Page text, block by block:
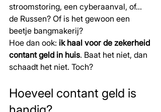
stroomstoring, een cyberaanval, of…
de Russen? Of is het gewoon een
beetje bangmakerij?
Hoe dan ook: ik haal voor de zekerheid
contant geld in huis. Baat het niet, dan
schaadt het niet. Toch?
Hoeveel contant geld is